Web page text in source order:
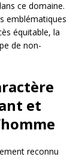
ce domaine.
emblématiques
équitable, la
de non-
et
reconnu